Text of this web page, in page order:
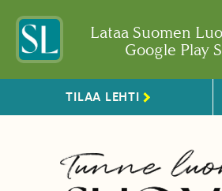
Lataa Suomen
Google Play
TILAA LEHTI